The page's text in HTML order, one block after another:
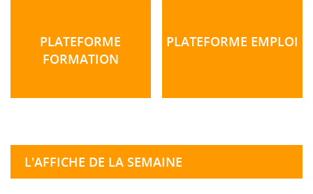
PLATEFORME
FORMATION
PLATEFORME EMPLOI
L'AFFICHE DE LA SEMAINE